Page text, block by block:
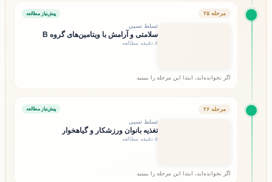
مرحله ۲۵ پیش‌نیاز مطالعه
تسلط نسبی
سلامتی و آرامش با ویتامین‌های گروه B
۸ دقیقه مطالعه
اگر نخوانده‌اید، ابتدا این مرحله را ببینید
مرحله ۲۶ پیش‌نیاز مطالعه
تسلط نسبی
تغذیه بانوان ورزشکار و گیاهخوار
۵ دقیقه مطالعه
اگر نخوانده‌اید، ابتدا این مرحله را ببینید